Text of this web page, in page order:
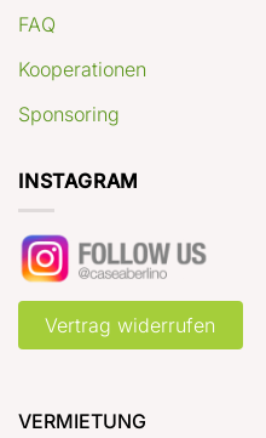
FAQ
Kooperationen
Sponsoring
INSTAGRAM
Vertrag widerrufen
VERMIETUNG